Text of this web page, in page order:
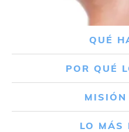
QUÉ
POR QUÉ
LO MÁS